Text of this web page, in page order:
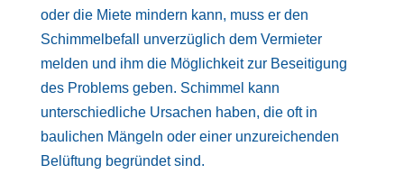
oder die Miete mindern kann, muss er den
Schimmelbefall unverzüglich dem Vermieter
melden und ihm die Möglichkeit zur Beseitigung
des Problems geben. Schimmel kann
unterschiedliche Ursachen haben, die oft in
baulichen Mängeln oder einer unzureichenden
Belüftung begründet sind.